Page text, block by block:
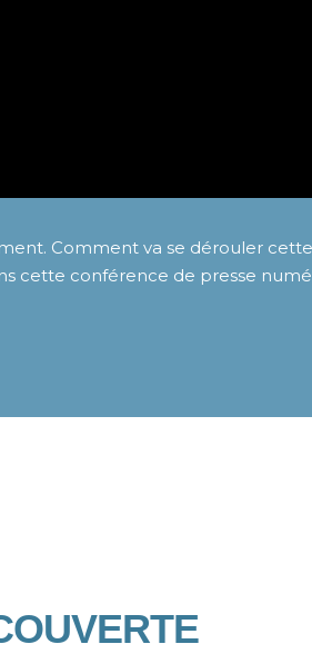
Comment va se dérouler
cette conférence de presse